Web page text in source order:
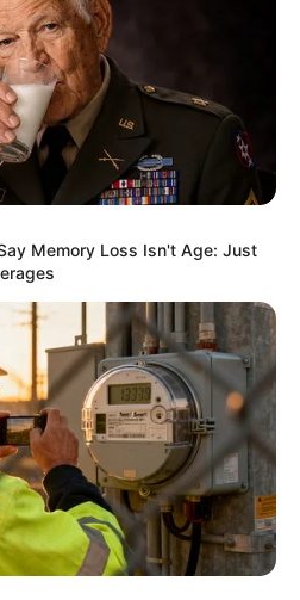
Memory Loss Isn't Age:
3 Beverages
Memory Loss Isn't Age: Just